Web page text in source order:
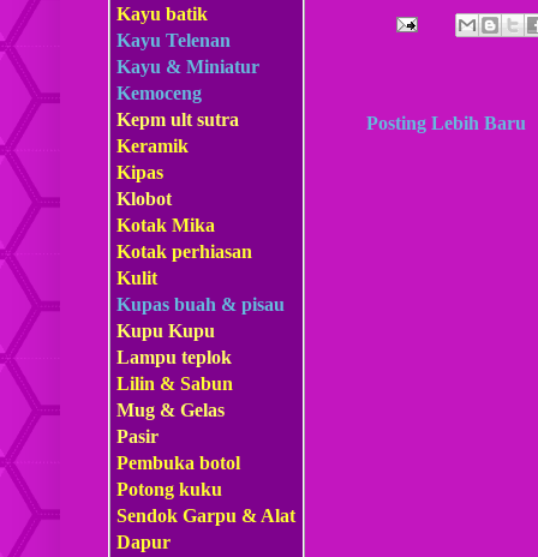
Posting Lebih Baru
Kayu batik
Kayu Telenan
Kayu & Miniatur
Kemoceng
Kepm ult sutra
Keramik
Kipas
Klobot
Kotak Mika
Kotak perhiasan
Kulit
Kupas buah & pisau
Kupu Kupu
Lampu teplok
Lilin & Sabun
Mug & Gelas
Pasir
Pembuka botol
Potong kuku
Sendok Garpu & Alat
Dapur